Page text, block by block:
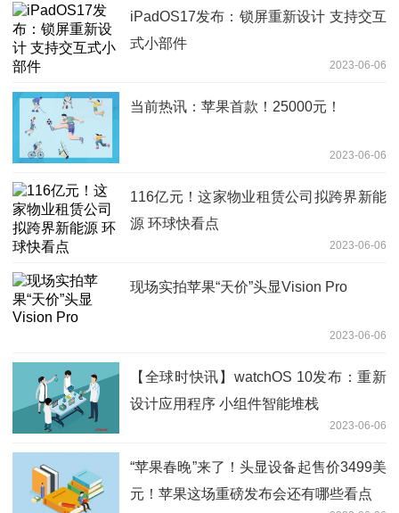
iPadOS17发布：锁屏重新设计 支持交互
式小部件
2023-06-06
当前热讯：苹果首款！25000元！
2023-06-06
116亿元！这家物业租赁公司拟跨界新能
源 环球快看点
2023-06-06
现场实拍苹果“天价”头显Vision Pro
2023-06-06
【全球时快讯】watchOS 10发布：重新
设计应用程序 小组件智能堆栈
2023-06-06
“苹果春晚”来了！头显设备起售价3499美
元！苹果这场重磅发布会还有哪些看点